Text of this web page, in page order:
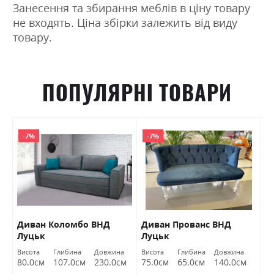
Занесення та збирання меблів в ціну товару
не входять. Ціна збірки залежить від виду
товару.
ПОПУЛЯРНІ ТОВАРИ
-7%
Диван Коломбо ВНД
Луцьк
Висота
80.0см
Глибина
107.0см
Довжина
230.0см
-7%
Диван Прованс ВНД
Луцьк
Висота
75.0см
Глибина
65.0см
Довжина
140.0см